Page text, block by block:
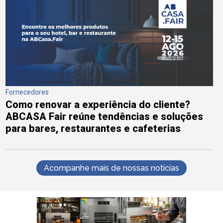
Fornecedores
Como renovar a experiência do cliente?
ABCASA Fair reúne tendências e soluções
para bares, restaurantes e cafeterias
Acompanhe mais de nossas notícias